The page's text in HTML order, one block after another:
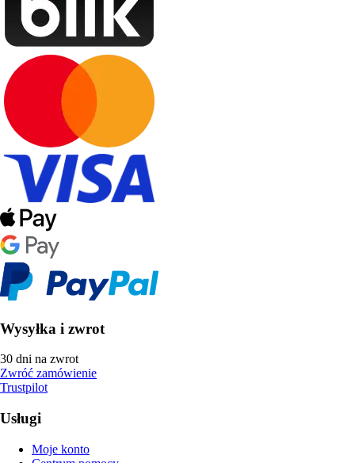
Wysyłka i zwrot
30 dni na zwrot
Zwróć zamówienie
Trustpilot
Usługi
Moje konto